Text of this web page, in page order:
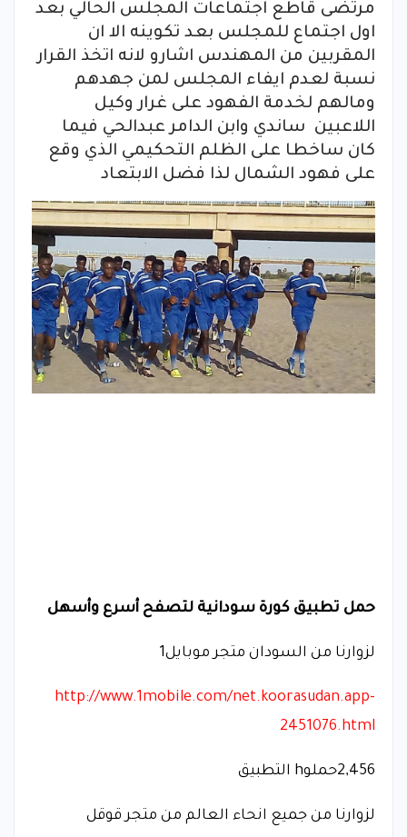
مرتضى قاطع اجتماعات المجلس الحالي بعد
اول اجتماع للمجلس بعد تكوينه الا ان
المقربين من المهندس اشارو لانه اتخذ القرار
نسبة لعدم ايفاء المجلس لمن جهدهم
ومالهم لخدمة الفهود على غرار وكيل
اللاعبين ساندي وابن الدامر عبدالحي فيما
كان ساخطا على الظلم التحكيمي الذي وقع
على فهود الشمال لذا فضل الابتعاد
حمل تطبيق كورة سودانية لتصفح أسرع وأسهل
لزوارنا من السودان متجر موبايل1
http://www.1mobile.com/net.koorasudan.app-
2451076.html
2,456حملوh التطبيق
لزوارنا من جميع انحاء العالم من متجر قوقل